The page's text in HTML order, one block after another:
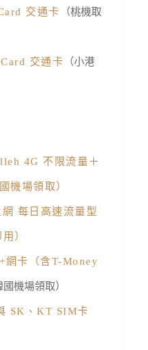
交通卡 （桃機取
交通卡 （小港
4G 不限流量＋
機場領取）
每日高速流量型
）
網卡（含T-Money
國機場領取）
SK、KT SIM卡